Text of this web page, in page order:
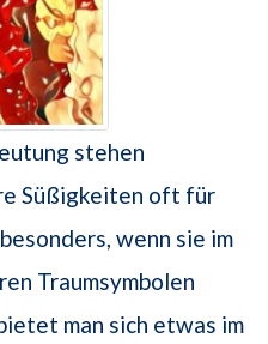
stehen
Süßigkeiten oft für
wenn sie im
Traumsymbolen
man sich etwas im